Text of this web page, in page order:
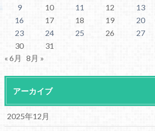
9
10 11 12 13
16
17 18 19 20
23
24 25 26 27
30
31
« 6月
8月 »
アーカイブ
2025年12月